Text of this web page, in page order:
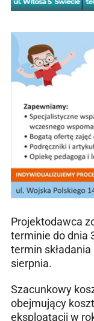
Projektodawca
terminie do dnia
termin
sierpnia.
Szacunkowy
obejmujący
eksploatacji w